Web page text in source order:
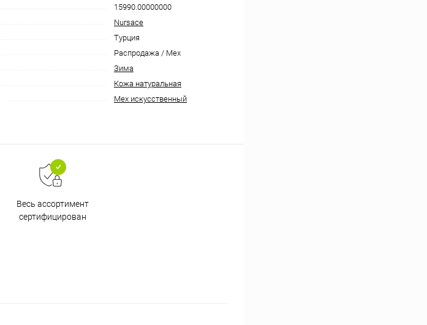
15990.00000000
Nursace
Турция
Распродажа / Mex
Зима
Кожа натуральная
Мех искусственный
Весь ассортимент
сертифицирован